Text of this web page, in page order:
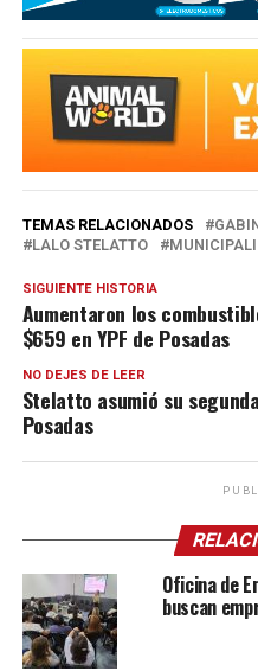
TEMAS RELACIONADOS
LALO STELATTO
SIGUIENTE HISTORIA
Aumentaron los
$659 en YPF de Posadas
NO DEJES DE LEER
Stelatto asumió su
Posadas
Oficina de
buscan